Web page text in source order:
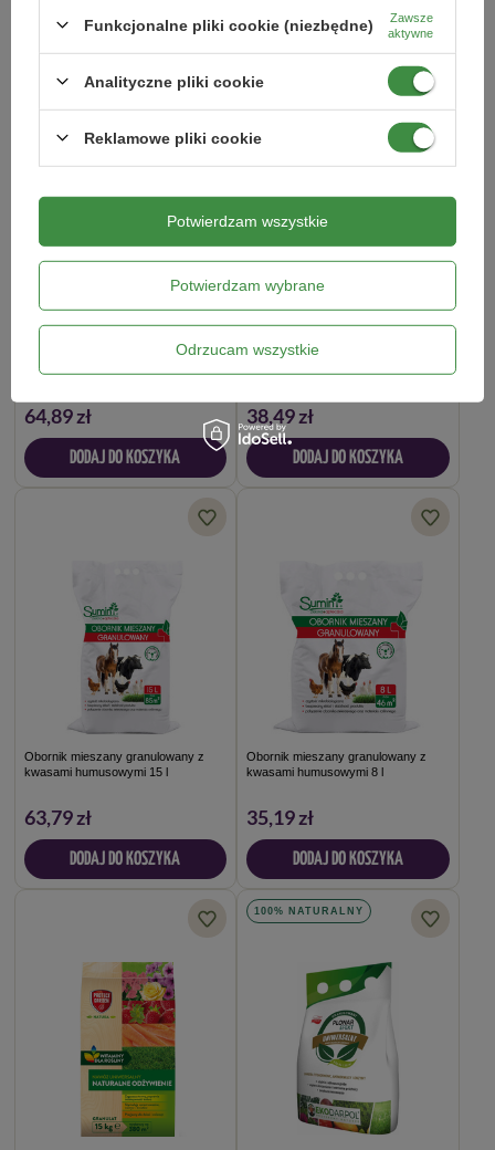
43,99 zł
DODAJ DO KOSZYKA
19,79 zł
DODAJ DO KOSZYKA
Obornik koński granulowany 15 l
64,89 zł
DODAJ DO KOSZYKA
Obornik koński granulowany 8 l
38,49 zł
DODAJ DO KOSZYKA
Obornik mieszany granulowany z
kwasami humusowymi 15 l
63,79 zł
DODAJ DO KOSZYKA
Obornik mieszany granulowany z
kwasami humusowymi 8 l
35,19 zł
DODAJ DO KOSZYKA
100% NATURALNY
Funkcjonalne pliki cookie (niezbędne)
Zawsze
aktywne
Analityczne pliki cookie
Reklamowe pliki cookie
Potwierdzam wybrane
Odrzucam wszystkie
Potwierdzam wszystkie